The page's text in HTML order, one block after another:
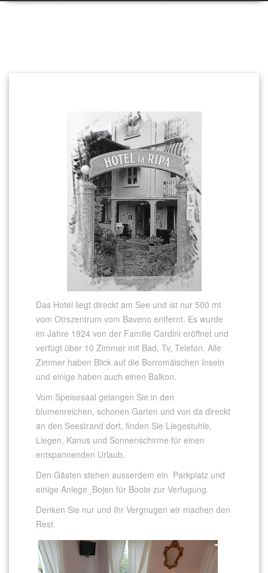
Das Hotel liegt direckt am See und ist nur 500 mt
vom Otrszentrum vom Baveno entfernt. Es wurde
im Jahre 1924 von der Familie Cardini eröffnet und
verfügt über 10 Zimmer mit Bad, Tv, Telefon. Alle
Zimmer haben Blick auf die Borromäischen Inseln
und einige haben auch einen Balkon.
Vom Speisesaal gelangen Sie in den
blumenreichen, schonen Garten und von da direckt
an den Seestrand dort, finden Sie Liegestuhle,
Liegen, Kanus und Sonnenschirme für einen
entspannenden Urlaub.
Den Gästen stehen ausserdem ein Parkplatz und
einige Anlege_Bojen für Boote zur Verfugung.
Denken Sie nur und Ihr Vergnugen wir machen den
Rest.